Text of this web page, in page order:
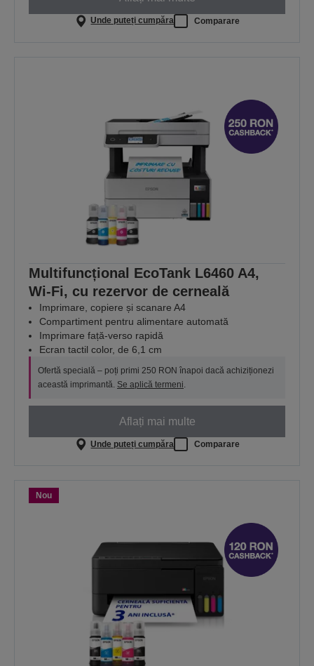
Unde puteți cumpăra Comparare
Multifuncțional EcoTank L6460 A4,
Wi-Fi, cu rezervor de cerneală
Imprimare, copiere și scanare A4
Compartiment pentru alimentare automată
Imprimare față-verso rapidă
Ecran tactil color, de 6,1 cm
Ofertă specială – poți primi 250 RON înapoi dacă achiziționezi
această imprimantă. Se aplică termeni.
Aflați mai multe
Unde puteți cumpăra Comparare
Nou